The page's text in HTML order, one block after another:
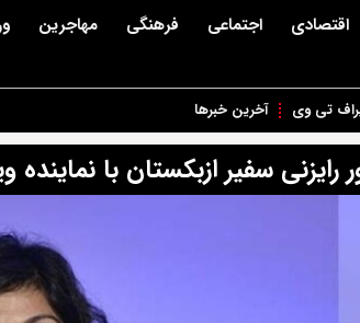
اقتصادی اجتماعی فرهنگی مهاجرین
تی وی آخرین خبرها
سفیر ازبکستان با نماینده